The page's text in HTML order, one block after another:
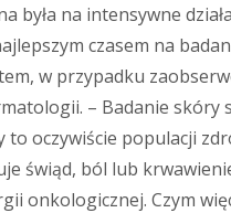
była na intensywne
czasem na
w przypadku
– Badanie
oczywiście populacji
świąd, ból lub
onkologicznej. Czym